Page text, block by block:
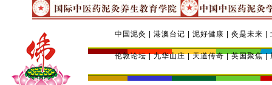
中国泥灸 港澳台记 泥好健康 灸是未来
伦敦论坛|九华山庄|天道传奇|英国聚焦|